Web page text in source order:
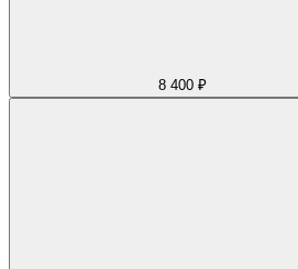
8 400 ₽